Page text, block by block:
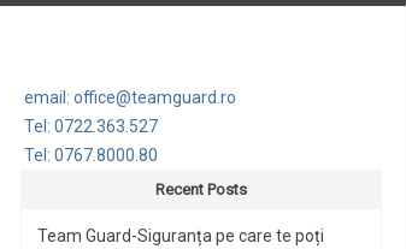
email: office@teamguard.ro
Tel: 0722.363.527
Tel: 0767.8000.80
Recent Posts
Team Guard-Siguranța pe care te poți